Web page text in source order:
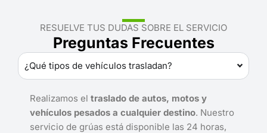
RESUELVE TUS DUDAS SOBRE EL SERVICIO
Preguntas Frecuentes
¿Qué tipos de vehículos trasladan?
Realizamos el traslado de autos, motos y
vehículos pesados a cualquier destino. Nuestro
servicio de grúas está disponible las 24 horas,